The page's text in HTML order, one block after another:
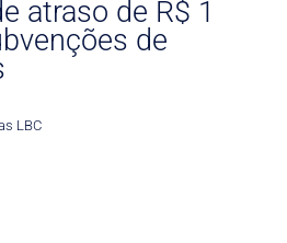
atraso de R$ 1
de
LBC